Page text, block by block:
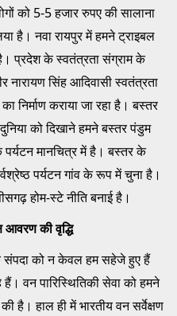
को 5-5 हजार रुपए की सालाना
है। नवा रायपुर में हमने ट्राइबल
प्रदेश के स्वतंत्रता संग्राम के
नारायण सिंह आदिवासी स्वतंत्रता
निर्माण कराया जा रहा है। बस्तर
को दिखाने हमने बस्तर पंडुम
मानचित्र में है। बस्तर के
पर्यटन गांव के रूप में चुना है।
होम-स्टे नीति बनाई है।
आवरण की वृद्धि
संपदा को न केवल हम सहेजे हुए हैं
वन पारिस्थितिकी सेवा को हमने
है। हाल ही में भारतीय वन सर्वेक्षण